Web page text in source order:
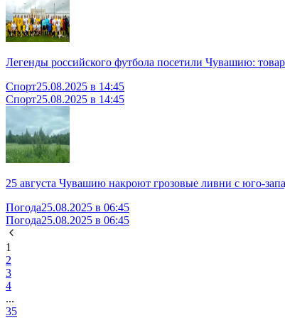
Легенды российского футбола посетили Чувашию:
Спорт25.08.2025 в 14:45
Спорт25.08.2025 в 14:45
25 августа Чувашию накроют грозовые ливни с юго-
Погода25.08.2025 в 06:45
Погода25.08.2025 в 06:45
1
2
3
4
...
35